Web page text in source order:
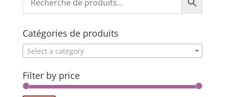
Catégories de produits
Select a category
Filter by price